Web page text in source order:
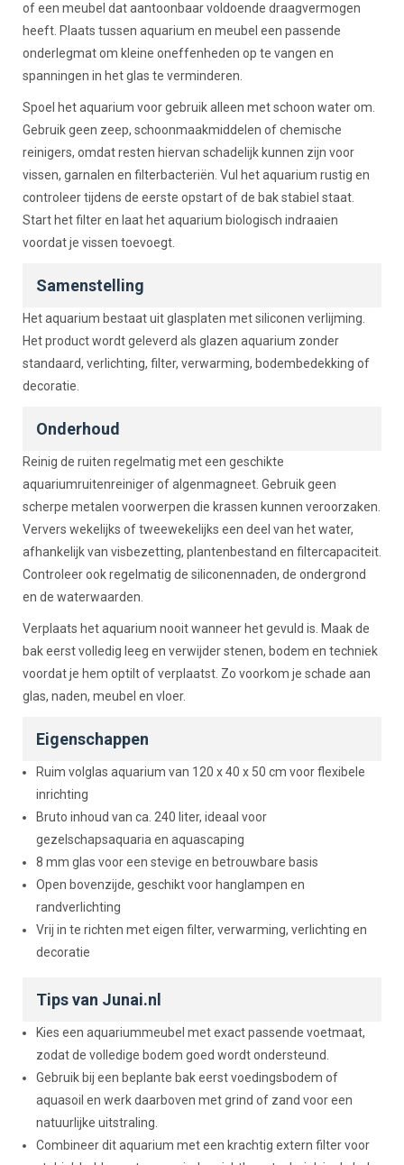
of een meubel dat aantoonbaar voldoende draagvermogen
heeft. Plaats tussen aquarium en meubel een passende
onderlegmat om kleine oneffenheden op te vangen en
spanningen in het glas te verminderen.
Spoel het aquarium voor gebruik alleen met schoon water om.
Gebruik geen zeep, schoonmaakmiddelen of chemische
reinigers, omdat resten hiervan schadelijk kunnen zijn voor
vissen, garnalen en filterbacteriën. Vul het aquarium rustig en
controleer tijdens de eerste opstart of de bak stabiel staat.
Start het filter en laat het aquarium biologisch indraaien
voordat je vissen toevoegt.
Samenstelling
Het aquarium bestaat uit glasplaten met siliconen verlijming.
Het product wordt geleverd als glazen aquarium zonder
standaard, verlichting, filter, verwarming, bodembedekking of
decoratie.
Onderhoud
Reinig de ruiten regelmatig met een geschikte
aquariumruitenreiniger of algenmagneet. Gebruik geen
scherpe metalen voorwerpen die krassen kunnen veroorzaken.
Ververs wekelijks of tweewekelijks een deel van het water,
afhankelijk van visbezetting, plantenbestand en filtercapaciteit.
Controleer ook regelmatig de siliconennaden, de ondergrond
en de waterwaarden.
Verplaats het aquarium nooit wanneer het gevuld is. Maak de
bak eerst volledig leeg en verwijder stenen, bodem en techniek
voordat je hem optilt of verplaatst. Zo voorkom je schade aan
glas, naden, meubel en vloer.
Eigenschappen
Ruim volglas aquarium van 120 x 40 x 50 cm voor flexibele
inrichting
Bruto inhoud van ca. 240 liter, ideaal voor
gezelschapsaquaria en aquascaping
8 mm glas voor een stevige en betrouwbare basis
Open bovenzijde, geschikt voor hanglampen en
randverlichting
Vrij in te richten met eigen filter, verwarming, verlichting en
decoratie
Tips van Junai.nl
Kies een aquariummeubel met exact passende voetmaat,
zodat de volledige bodem goed wordt ondersteund.
Gebruik bij een beplante bak eerst voedingsbodem of
aquasoil en werk daarboven met grind of zand voor een
natuurlijke uitstraling.
Combineer dit aquarium met een krachtig extern filter voor